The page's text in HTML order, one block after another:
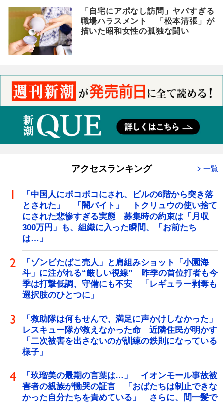
「自宅にアポなし訪問」ヤバすぎる
職場ハラスメント 「松本清張」が
描いた昭和女性の孤独な闘い
アクセスランキング 一覧
「中国人にボコボコにされ、ビルの6階から突き落
とされた」 「闇バイト」 トクリュウの使い捨て
にされた悲惨すぎる実態 募集時の約束は「月収
300万円」も、組織に入った瞬間、「お前たち
は…」
「ゾンビたばこ売人」と肩組みショット「小園海
斗」に注がれる“厳しい視線” 昨季の首位打者も今
季は打撃低調、守備にも不安 「レギュラー剥奪も
選択肢のひとつに」
「救助隊は何もせんで、満足に声かけしなかった」
レスキュー隊が救えなかった命 近隣住民が明かす
「二次被害を出さないのが訓練の鉄則になっている
様子」
「玖瑠美の最期の言葉は…」 イオンモール事故被
害者の親族が慟哭の証言 「おばたちは制止できな
かった自分たちを責めている」 さらに、間一髪で